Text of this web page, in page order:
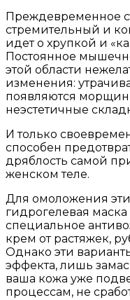
Преждевременное
стремительный и
идет о хрупкой и
Постоянное
этой области
изменения:
появляются
неэстетичные
И только
способен
дряблость самой
женском теле.
Для омоложения
гидрогелевая
специальное
крем от растяжек,
Однако эти
эффекта, лишь
ваша кожа уже
процессам, не